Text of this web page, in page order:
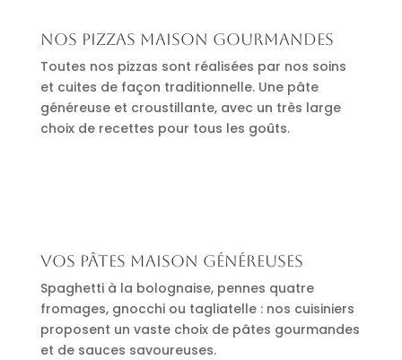
Nos pizzas maison gourmandes
Toutes nos pizzas sont réalisées par nos soins
et cuites de façon traditionnelle. Une pâte
généreuse et croustillante, avec un très large
choix de recettes pour tous les goûts.
Vos pâtes maison généreuses
Spaghetti à la bolognaise, pennes quatre
fromages, gnocchi ou tagliatelle : nos cuisiniers
proposent un vaste choix de pâtes gourmandes
et de sauces savoureuses.